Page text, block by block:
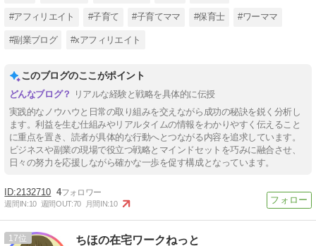
#アフィリエイト #子育て #子育てママ #保育士 #ワーママ
#副業ブログ #xアフィリエイト
このブログのここがポイント
リアルな経験と戦略を具体的に伝授
実践的なノウハウと日常の取り組みを交えながら成功の秘訣を鋭く分析し
ます。利益を生む仕組みやリアルタイムの情報をわかりやすく伝えること
に重点を置き、読者が具体的な行動へとつながる内容を追求しています。
ビジネスや副業の現場で役立つ戦略とマインドセットを巧みに融合させ、
日々の努力を応援しながら確かな一歩を促す構成となっています。
2132710 4
週間IN:10 週間OUT:70 月間IN:10
17 ちほの在宅ワークねっと